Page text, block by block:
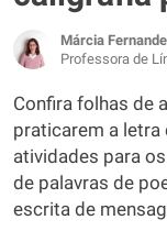
Márcia
Professora de
Confira folhas de
praticarem a letra
atividades para
de palavras de
escrita de